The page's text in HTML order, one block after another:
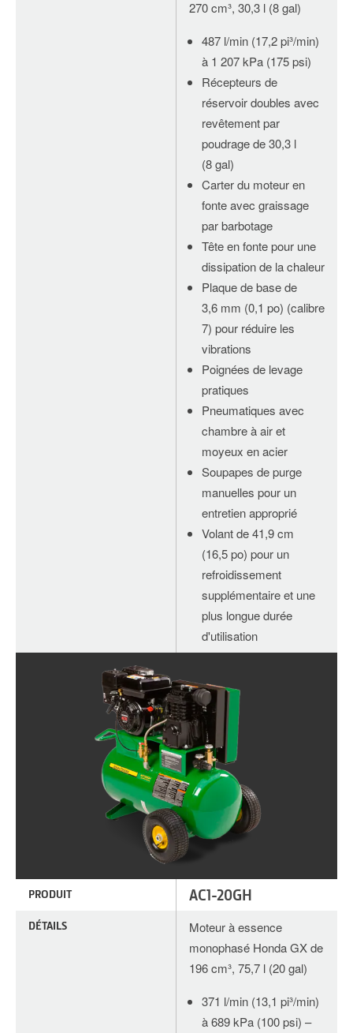
270 cm³, 30,3 l (8 gal)
487 l/min (17,2 pi³/min)
à 1 207 kPa (175 psi)
Récepteurs de
réservoir doubles avec
revêtement par
poudrage de 30,3 l
(8 gal)
Carter du moteur en
fonte avec graissage
par barbotage
Tête en fonte pour une
dissipation de la chaleur
Plaque de base de
3,6 mm (0,1 po) (calibre
7) pour réduire les
vibrations
Poignées de levage
pratiques
Pneumatiques avec
chambre à air et
moyeux en acier
Soupapes de purge
manuelles pour un
entretien approprié
Volant de 41,9 cm
(16,5 po) pour un
refroidissement
supplémentaire et une
plus longue durée
d'utilisation
PRODUIT AC1-20GH
DÉTAILS
Moteur à essence
monophasé Honda GX de
196 cm³, 75,7 l (20 gal)
371 l/min (13,1 pi³/min)
à 689 kPa (100 psi) –